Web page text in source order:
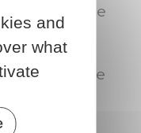
activités que
Loiret” est de
ou services
and
what